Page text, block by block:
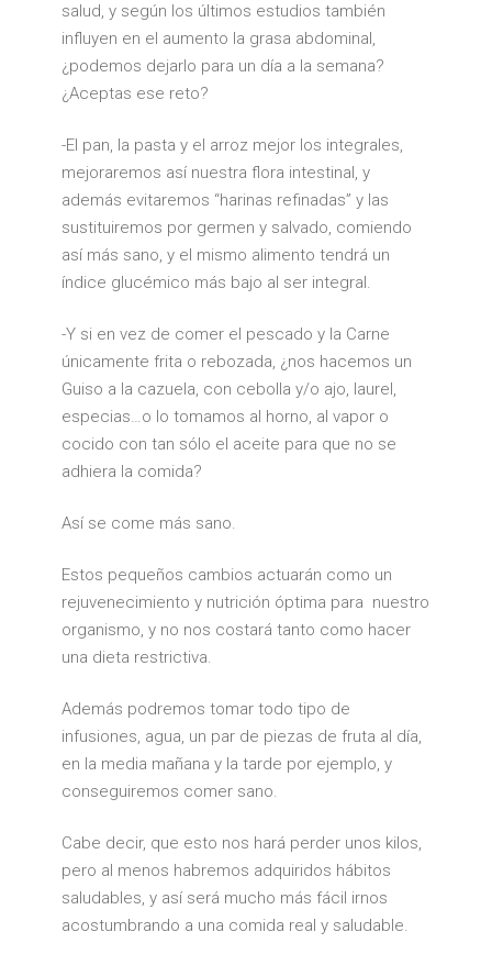
salud, y según los últimos estudios también
influyen en el aumento la grasa abdominal,
¿podemos dejarlo para un día a la semana?
¿Aceptas ese reto?
-El pan, la pasta y el arroz mejor los integrales,
mejoraremos así nuestra flora intestinal, y
además evitaremos “harinas refinadas” y las
sustituiremos por germen y salvado, comiendo
así más sano, y el mismo alimento tendrá un
índice glucémico más bajo al ser integral.
-Y si en vez de comer el pescado y la Carne
únicamente frita o rebozada, ¿nos hacemos un
Guiso a la cazuela, con cebolla y/o ajo, laurel,
especias…o lo tomamos al horno, al vapor o
cocido con tan sólo el aceite para que no se
adhiera la comida?
Así se come más sano.
Estos pequeños cambios actuarán como un
rejuvenecimiento y nutrición óptima para nuestro
organismo, y no nos costará tanto como hacer
una dieta restrictiva.
Además podremos tomar todo tipo de
infusiones, agua, un par de piezas de fruta al día,
en la media mañana y la tarde por ejemplo, y
conseguiremos comer sano.
Cabe decir, que esto nos hará perder unos kilos,
pero al menos habremos adquiridos hábitos
saludables, y así será mucho más fácil irnos
acostumbrando a una comida real y saludable.